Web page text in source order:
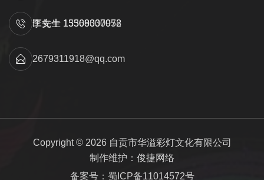
匡先生 15309000052
李女士 13568337978
2679311918@qq.com
Copyright © 2026 自贡市华溢彩灯文化有限公司
制作维护：俊捷网络
备案号：蜀ICP备11014572号